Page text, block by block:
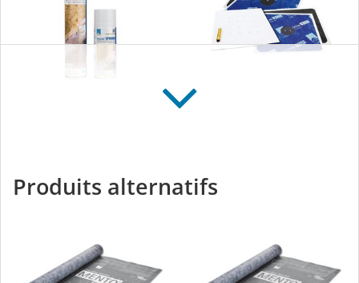
l’intérieur et l’extérieur
l’intérieur et l’extérieur
Produits alternatifs